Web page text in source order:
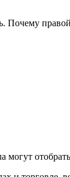
Почему
могут